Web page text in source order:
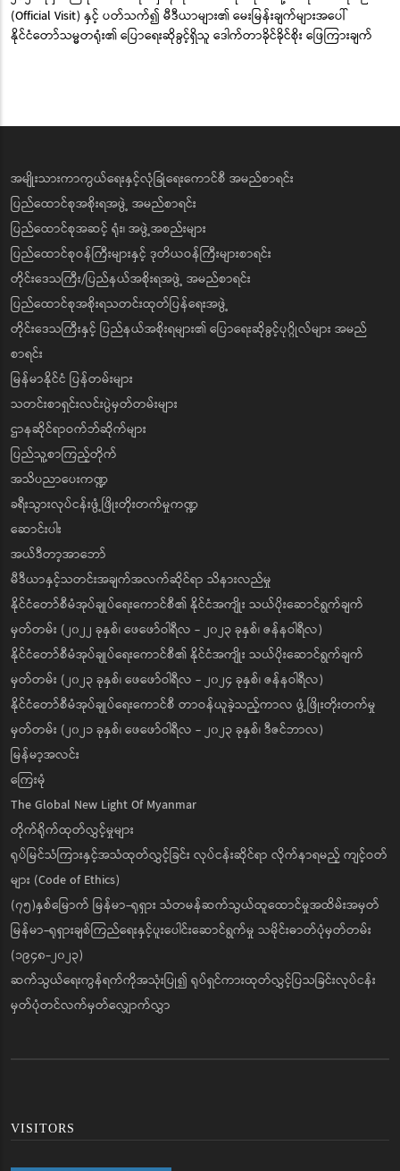
(Official Visit) နှင့် ပတ်သက်၍ မီဒီယာများ၏ မေးမြန်းချက်များအပေါ်
နိုင်ငံတော်သမ္မတရုံး၏ ပြောရေးဆိုခွင့်ရှိသူ ဒေါက်တာခိုင်ခိုင်စိုး ဖြေကြားချက်
အမျိုးသားကာကွယ်ရေးနှင့်လုံခြုံရေးကောင်စီ အမည်စာရင်း
ပြည်ထောင်စုအစိုးရအဖွဲ့ အမည်စာရင်း
ပြည်ထောင်စုအဆင့် ရုံး၊ အဖွဲ့အစည်းများ
ပြည်ထောင်စုဝန်ကြီးများနှင့် ဒုတိယဝန်ကြီးများစာရင်း
တိုင်းဒေသကြီး/ပြည်နယ်အစိုးရအဖွဲ့ အမည်စာရင်း
ပြည်ထောင်စုအစိုးရသတင်းထုတ်ပြန်ရေးအဖွဲ့
တိုင်းဒေသကြီးနှင့် ပြည်နယ်အစိုးရများ၏ ပြောရေးဆိုခွင့်ပုဂ္ဂိုလ်များ အမည်
စာရင်း
မြန်မာနိုင်ငံ ပြန်တမ်းများ
သတင်းစာရှင်းလင်းပွဲမှတ်တမ်းများ
ဌာနဆိုင်ရာဝက်ဘ်ဆိုက်များ
ပြည်သူ့စာကြည့်တိုက်
အသိပညာပေးကဏ္ဍ
ခရီးသွားလုပ်ငန်းဖွံ့ဖြိုးတိုးတက်မှုကဏ္ဍ
ဆောင်းပါး
အယ်ဒီတာ့အာဘော်
မီဒီယာနှင့်သတင်းအချက်အလက်ဆိုင်ရာ သိနားလည်မှု
နိုင်ငံတော်စီမံအုပ်ချုပ်ရေးကောင်စီ၏ နိုင်ငံအကျိုး သယ်ပိုးဆောင်ရွက်ချက်
မှတ်တမ်း (၂၀၂၂ ခုနှစ်၊ ဖေဖော်ဝါရီလ - ၂၀၂၃ ခုနှစ်၊ ဇန်နဝါရီလ)
နိုင်ငံတော်စီမံအုပ်ချုပ်ရေးကောင်စီ၏ နိုင်ငံအကျိုး သယ်ပိုးဆောင်ရွက်ချက်
မှတ်တမ်း (၂၀၂၃ ခုနှစ်၊ ဖေဖော်ဝါရီလ - ၂၀၂၄ ခုနှစ်၊ ဇန်နဝါရီလ)
နိုင်ငံတော်စီမံအုပ်ချုပ်ရေးကောင်စီ တာဝန်ယူခဲ့သည့်ကာလ ဖွံ့ဖြိုးတိုးတက်မှု
မှတ်တမ်း (၂၀၂၁ ခုနှစ်၊ ဖေဖော်ဝါရီလ - ၂၀၂၃ ခုနှစ်၊ ဒီဇင်ဘာလ)
မြန်မာ့အလင်း
ကြေးမုံ
The Global New Light Of Myanmar
တိုက်ရိုက်ထုတ်လွှင့်မှုများ
ရုပ်မြင်သံကြားနှင့်အသံထုတ်လွှင့်ခြင်း လုပ်ငန်းဆိုင်ရာ လိုက်နာရမည့် ကျင့်ဝတ်
များ (Code of Ethics)
(၇၅)နှစ်မြောက် မြန်မာ-ရုရှား သံတမန်ဆက်သွယ်ထူထောင်မှုအထိမ်းအမှတ်
မြန်မာ-ရုရှားချစ်ကြည်ရေးနှင့်ပူးပေါင်းဆောင်ရွက်မှု သမိုင်းဓာတ်ပုံမှတ်တမ်း
(၁၉၄၈-၂၀၂၃)
ဆက်သွယ်ရေးကွန်ရက်ကိုအသုံးပြု၍ ရုပ်ရှင်ကားထုတ်လွှင့်ပြသခြင်းလုပ်ငန်း
မှတ်ပုံတင်လက်မှတ်လျှောက်လွှာ
VISITORS